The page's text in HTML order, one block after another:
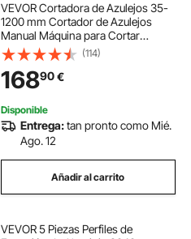
VEVOR Cortadora de Azulejos 35-
1200 mm Cortador de Azulejos
Manual Máquina para Cortar
Azulejos Cortadora de Cerámica
con Láser
(114)
16890€
Disponible
Entrega:tan pronto como Mié.
Ago. 12
Añadir al carrito
VEVOR 5 Piezas Perfiles de